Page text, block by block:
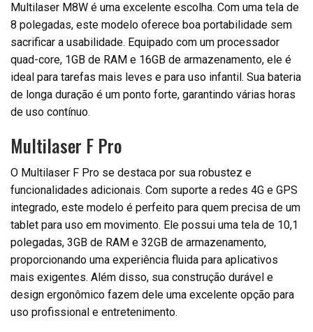
Multilaser M8W é uma excelente escolha. Com uma tela de
8 polegadas, este modelo oferece boa portabilidade sem
sacrificar a usabilidade. Equipado com um processador
quad-core, 1GB de RAM e 16GB de armazenamento, ele é
ideal para tarefas mais leves e para uso infantil. Sua bateria
de longa duração é um ponto forte, garantindo várias horas
de uso contínuo.
Multilaser F Pro
O Multilaser F Pro se destaca por sua robustez e
funcionalidades adicionais. Com suporte a redes 4G e GPS
integrado, este modelo é perfeito para quem precisa de um
tablet para uso em movimento. Ele possui uma tela de 10,1
polegadas, 3GB de RAM e 32GB de armazenamento,
proporcionando uma experiência fluida para aplicativos
mais exigentes. Além disso, sua construção durável e
design ergonômico fazem dele uma excelente opção para
uso profissional e entretenimento.